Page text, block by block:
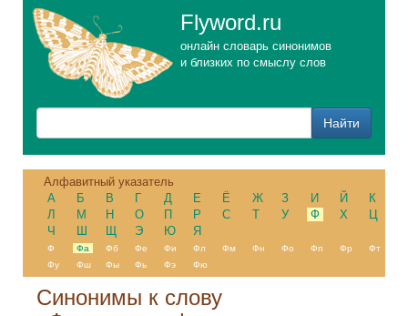
Flyword.ru
онлайн словарь синонимов
и близких по смыслу слов
Алфавитный указатель
А
Б В Г Д Е Ё Ж З И Й
К
Л
М Н О П Р С Т У Ф Х
Ц
Ч
Ш Щ Э Ю Я
Ф Фа Фб Фе Фи Фл Фм Фн Фо Фп Фр
Фт
Фу
Фш Фы Фь Фэ Фю
Синонимы к слову